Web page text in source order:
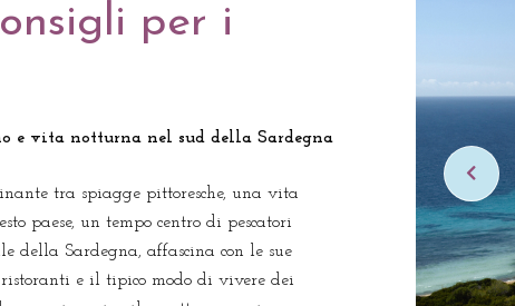
per i
e vita notturna nel sud della Sardegna
tra spiagge pittoresche, una vita
paese, un tempo centro di pescatori
della Sardegna, affascina con le sue
e il tipico modo di vivere dei